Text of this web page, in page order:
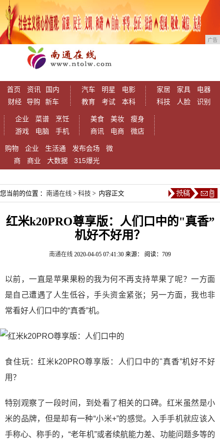
广告
首页 资讯
国内
财经
导购 新车
汽车 明星
电影
教育
考试 本科
家居 家具
电器
科技
人脸 识别
企业 菜谱
烹饪
游戏
电脑 手机
美食 美妆
瘦身
商讯
电商 微店
购物 企业 生活通 发布会场
微
商
商业 大数据 315爆光
您当前的位置 ： 南通在线 > 科技 > 内容正文
红米k20PRO尊享版：人们口中的"真香”
机好不好用？
南通在线 2020-04-05 07:41:30 来源： 阅读：709
以前，一直是苹果果粉的我为何不再支持苹果了呢？一方面
是自己遭遇了人生低谷，手头资金紧张；另一方面，我也非
常看好人们口中的“真香”机。
食住玩：红米k20PRO尊享版：人们口中的"真香”机好不好
用？
特别观察了一段时间，到处看了相关的口碑。红米虽然是小
米的品牌，但是却有一种“小米+”的感觉。入手手机就应该入
手称心、称手的，“老年机”或者续航能力差、功能问题多等的